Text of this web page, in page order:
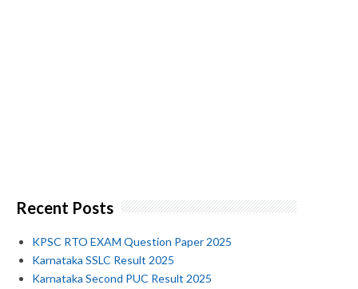
Recent Posts
KPSC RTO EXAM Question Paper 2025
Karnataka SSLC Result 2025
Karnataka Second PUC Result 2025